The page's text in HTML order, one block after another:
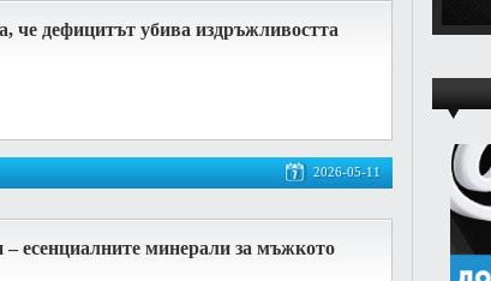
че дефицитът убива издръжливостта
2026-05-11
– есенциалните минерали за мъжкото